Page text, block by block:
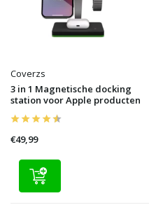
Coverzs
3 in 1 Magnetische docking
station voor Apple producten
€49,99